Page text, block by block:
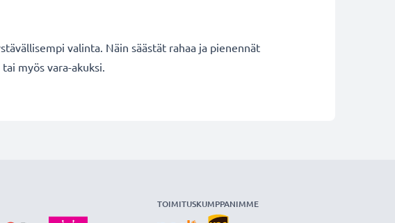
valinta. Näin säästät rahaa ja pienennät
myös vara-akuksi.
TOIMITUSKUMPPANIMME